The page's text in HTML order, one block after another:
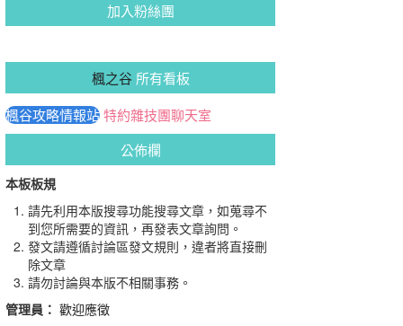
加入粉絲團
楓之谷 所有看板
楓谷攻略情報站特約雜技團聊天室
公佈欄
本板板規
請先利用本版搜尋功能搜尋文章，如蒐尋不
到您所需要的資訊，再發表文章詢問。
發文請遵循討論區發文規則，違者將直接刪
除文章
請勿討論與本版不相關事務。
管理員： 歡迎應徵